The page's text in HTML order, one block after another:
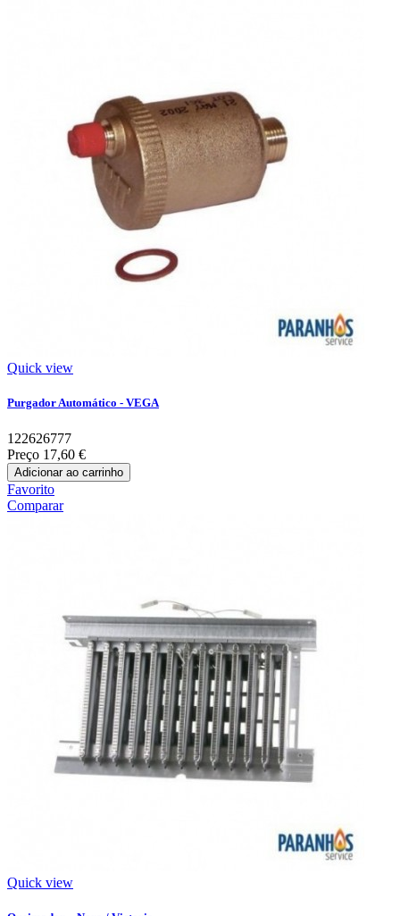
Quick view
Purgador Automático - VEGA
122626777
Preço 17,60 €
Adicionar ao carrinho
Favorito
Comparar
Quick view